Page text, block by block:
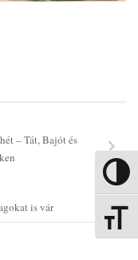
Nagy
– Tát, Bajót és
is vár